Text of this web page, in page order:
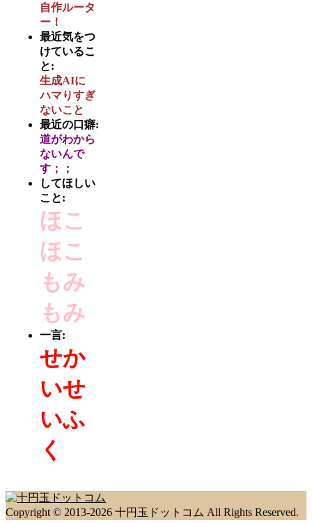
自作ルータ
ー！
最近気をつ
けているこ
と:
生成AIに
ハマりすぎ
ないこと
最近の口癖:
道がわから
ないんで
す；；
してほしい
こと:
ほこ
ほこ
もみ
もみ
一言:
せか
いせ
いふ
く
Copyright © 2013-2026 十円玉ドットコム All Rights Reserved.